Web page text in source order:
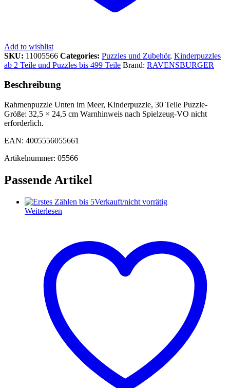
Add to wishlist
SKU: 11005566 Categories: Puzzles und Zubehör, Kinderpuzzles
ab 2 Teile und Puzzles bis 499 Teile Brand: RAVENSBURGER
Beschreibung
Rahmenpuzzle Unten im Meer, Kinderpuzzle, 30 Teile Puzzle-
Größe: 32,5 × 24,5 cm Warnhinweis nach Spielzeug-VO nicht
erforderlich.
EAN: 4005556055661
Artikelnummer: 05566
Passende Artikel
Verkauft/nicht vorrätig
Weiterlesen